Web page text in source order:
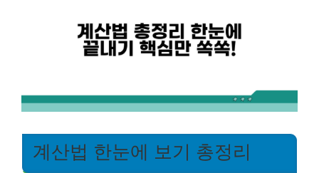
계산법 한눈에 보기 총정리